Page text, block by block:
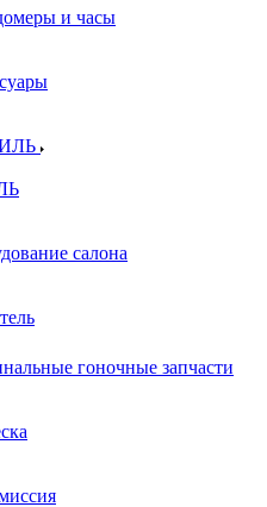
и часы
салона
гоночные запчасти